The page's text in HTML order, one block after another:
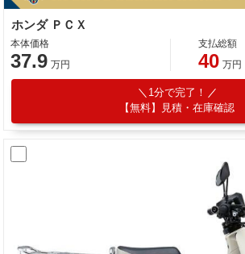
ホンダ ＰＣＸ
本体価格
37.9 万円
支払総額
40 万円
1分で完了！
【無料】見積・在庫確認